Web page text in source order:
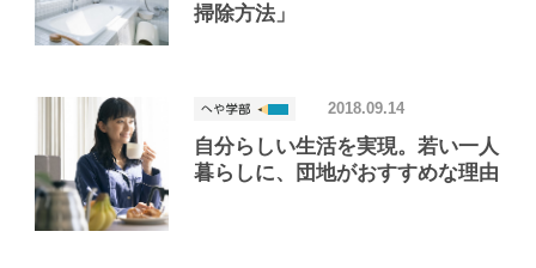
掃除方法」
自分らしい生活を実現。若い一人
暮らしに、団地がおすすめな理由
2018.09.14